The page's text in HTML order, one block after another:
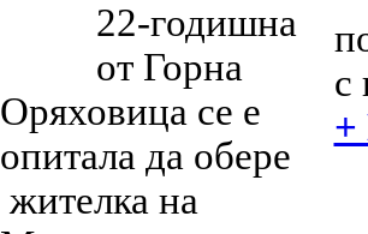
22-годишна
от Горна
Оряховица се е
опитала да обере
жителка на
с
+